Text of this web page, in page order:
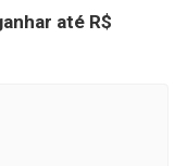
até R$